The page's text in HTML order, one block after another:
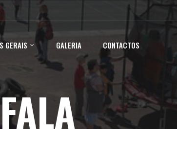
GERAIS GALERIA CONTACTOS